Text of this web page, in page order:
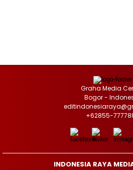
Graha Media
Bogor -
+62855-
INDONESIA RAYA